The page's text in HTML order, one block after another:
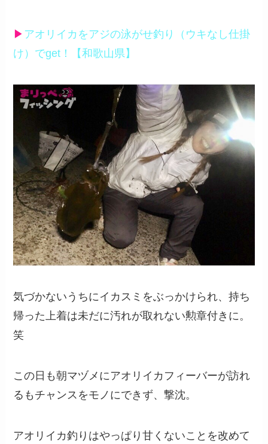
▶︎ アオリイカをアジの泳がせ釣り（ウキなし仕掛
け）でget！【和歌山県】
気づかないうちにイカスミをぶっかけられ、持ち
帰った上着は未だに汚れが取れない勲章付きに。
笑
この日も朝マヅメにアオリイカフィーバーが訪れ
るもチャンスをモノにできず、撃沈。
アオリイカ釣りはやっぱり甘くないことを改めて